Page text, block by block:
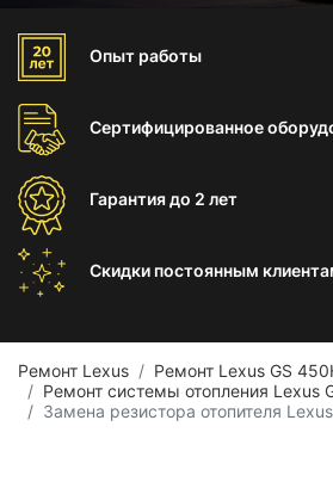
Опыт работы
Сертифицированное
Гарантиядо 2 лет
Скидки постоянным
Ремонт Lexus
Ремонт Lexus GS
Ремонт системы отопления Lexus
Замена резистора отопителя